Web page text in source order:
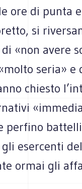
ore di punta
si
«non avere
seria» e
chiesto
perfino
esercenti
ormai gli